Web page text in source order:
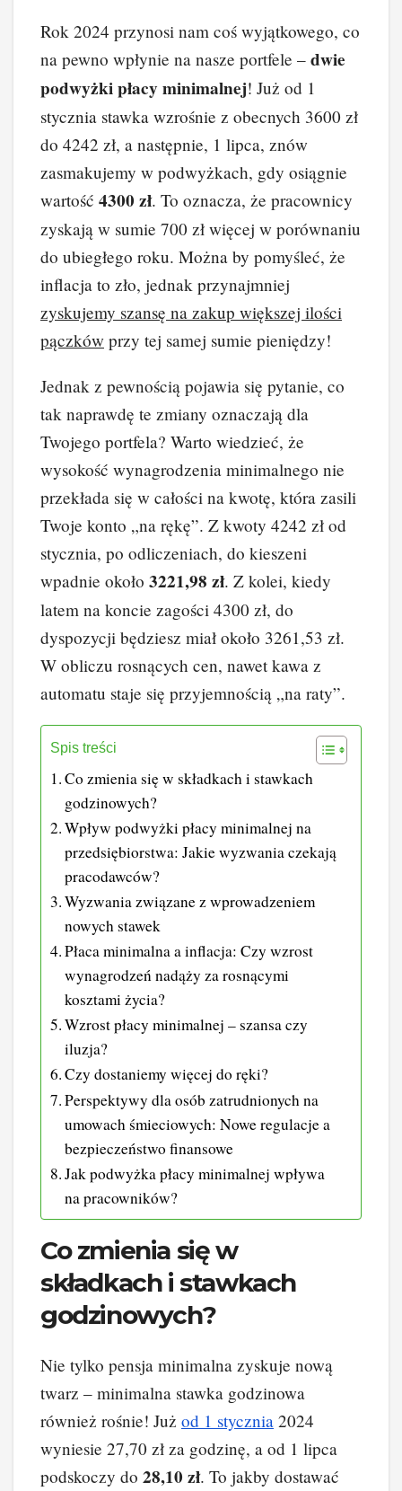
c
e
b
o
o
k
er
e
st
k
e
dI
n
d
di
t
o
p
p
y
Li
n
k
Rok 2024 przynosi nam coś wyjątkowego, co
na pewno wpłynie na nasze portfele – dwie
podwyżki płacy minimalnej! Już od 1
stycznia stawka wzrośnie z obecnych 3600 zł
do 4242 zł, a następnie, 1 lipca, znów
zasmakujemy w podwyżkach, gdy osiągnie
wartość 4300 zł. To oznacza, że pracownicy
zyskają w sumie 700 zł więcej w porównaniu
do ubiegłego roku. Można by pomyśleć, że
inflacja to zło, jednak przynajmniej
zyskujemy szansę na zakup większej ilości
pączków przy tej samej sumie pieniędzy!
Jednak z pewnością pojawia się pytanie, co
tak naprawdę te zmiany oznaczają dla
Twojego portfela? Warto wiedzieć, że
wysokość wynagrodzenia minimalnego nie
przekłada się w całości na kwotę, która zasili
Twoje konto „na rękę”. Z kwoty 4242 zł od
stycznia, po odliczeniach, do kieszeni
wpadnie około 3221,98 zł. Z kolei, kiedy
latem na koncie zagości 4300 zł, do
dyspozycji będziesz miał około 3261,53 zł.
W obliczu rosnących cen, nawet kawa z
automatu staje się przyjemnością „na raty”.
Spis treści
Co zmienia się w składkach i stawkach
godzinowych?
Wpływ podwyżki płacy minimalnej na
przedsiębiorstwa: Jakie wyzwania czekają
pracodawców?
Wyzwania związane z wprowadzeniem
nowych stawek
Płaca minimalna a inflacja: Czy wzrost
wynagrodzeń nadąży za rosnącymi
kosztami życia?
Wzrost płacy minimalnej – szansa czy
iluzja?
Czy dostaniemy więcej do ręki?
Perspektywy dla osób zatrudnionych na
umowach śmieciowych: Nowe regulacje a
bezpieczeństwo finansowe
Jak podwyżka płacy minimalnej wpływa
na pracowników?
Co zmienia się w
składkach i stawkach
godzinowych?
Nie tylko pensja minimalna zyskuje nową
twarz – minimalna stawka godzinowa
również rośnie! Już od 1 stycznia 2024
wyniesie 27,70 zł za godzinę, a od 1 lipca
podskoczy do 28,10 zł. To jakby dostawać